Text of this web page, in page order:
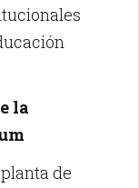
la
de